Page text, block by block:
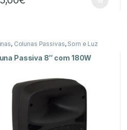
, Colunas Passivas, Som e Luz
Passiva 8″ com 180W